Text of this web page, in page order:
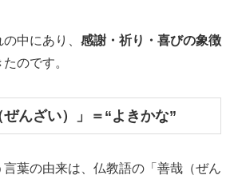
中にあり、 感謝・祈り・喜びの象徴
のです。
んざい）」＝“よきかな”
言葉の由来は、仏教語の「善哉（ぜん